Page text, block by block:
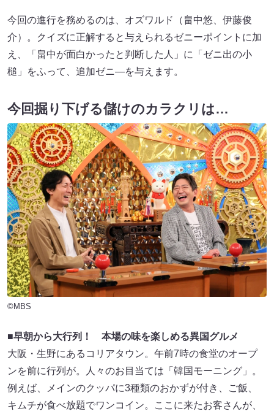
今回の進行を務めるのは、オズワルド（畠中悠、伊藤俊
介）。クイズに正解すると与えられるゼニーポイントに加
え、「畠中が面白かったと判断した人」に「ゼニ出の小
槌」をふって、追加ゼニ―を与えます。
今回掘り下げる儲けのカラクリは…
©MBS
■早朝から大行列！ 本場の味を楽しめる異国グルメ
大阪・生野にあるコリアタウン。午前7時の食堂のオープ
ンを前に行列が。人々のお目当ては「韓国モーニング」。
例えば、メインのクッパに3種類のおかずが付き、ご飯、
キムチが食べ放題でワンコイン。ここに来たお客さんが、